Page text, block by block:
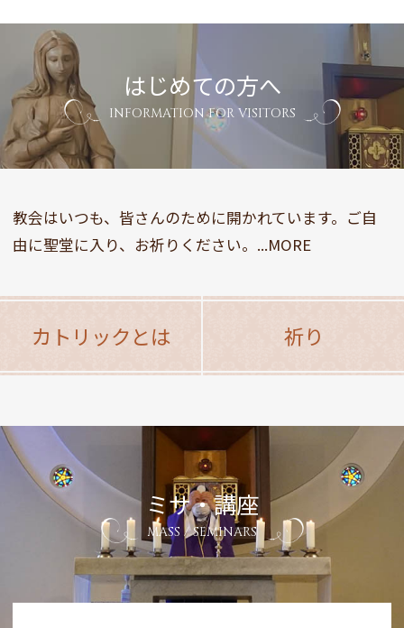
はじめての方へ
INFORMATION FOR VISITORS
教会はいつも、皆さんのために開かれています。ご自
由に聖堂に入り、お祈りください。...MORE
カトリックとは 祈り
ミサ・講座
MASS / SEMINARS